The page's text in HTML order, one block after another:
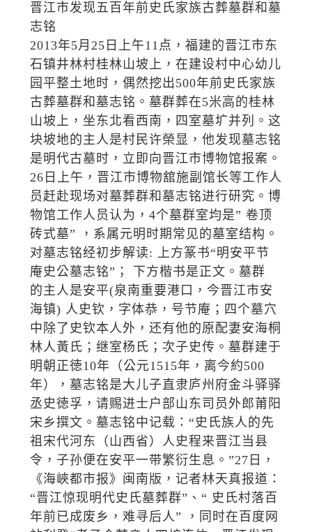
晋江市发现五百年前史氏家族古葬墓群和墓
志铭
2013年5月25日上午11点，福建的晋江市东
石镇井林村桂林山坡上，在建设村中心幼儿
园平整土地时，偶然挖出500年前史氏家族
古葬墓群和墓志铭。墓群葬在5米高的桂林
山坡上，坐东北看西南，四室墓圹并列。这
块坡地的主人是村民许榮显，他发现墓志铭
是明代古墓时，立即向晋江市博物馆报案。
26日上午，晋江市博物舘施副馆长等工作人
员赶赴现场对墓葬群和墓志铭进行研究。博
物馆工作人员认为，4个墓群室均是” 卷顶
砖式墓” ，系属元明时期常见的墓室结构。
对墓志铭经初步解读: 上方篆书“明安平节
庵史公墓志铭”； 下方楷书是正文。墓群
的主人是安平(泉南重要港口，今晋江市安
海镇) 人史钦，字体恭，号节庵；四个墓穴
中除了史钦本人外，还有他的原配妻安海桐
林人黃氏；继室杨氏；次子史传。墓群建于
明朝正徳10年（公元1515年，离今約500
年），墓志铭是大儿子直隶庐州府金斗驿驿
丞史徳孚，请赐进士户部山东司员外郎莆阳
宋乡撰文。墓志铭中记载：“史氏族人的先
祖宋代河东（山西省）人史程来晋江当县
令，子孙便在安平一带繁衍生息。”27日，
《海峽都市报》闽南版，记者林天真报道：
“晋江惊现明代史氏墓葬群”、“ 史氏村落百
年前已成废乡，难寻后人” ，同时在百度网